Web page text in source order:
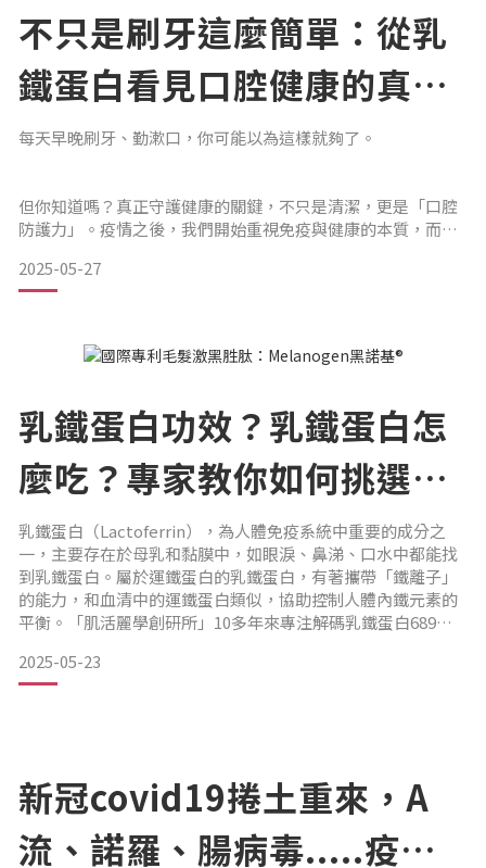
日常保健選擇？
乳鐵蛋白廣泛存在於母乳、唾液、淚液中，是人體自有的第一
道防線。根據近年的臨床整合研究顯示，它具備以下特
不只是刷牙這麼簡單：從乳
鐵蛋白看見口腔健康的真正
力量
每天早晚刷牙、勤漱口，你可能以為這樣就夠了。
但你知道嗎？真正守護健康的關鍵，不只是清潔，更是「口腔
防護力」。疫情之後，我們開始重視免疫與健康的本質，而
全身健康的第一道防線。✅ 為什麼「口腔健康力」是抵抗力的
關鍵？
口腔是食物、空氣、病原體進入身體的入口，也是病毒與細菌
我們常見的口腔困擾，其實都是「防禦力下降」的警訊：◎嘴
破反覆、口臭、牙齦敏感◎感冒前的喉嚨不適◎因長時間配戴
口罩導致的悶熱、乾燥不適這些都不是
2025-05-27
乳鐵蛋白功效？乳鐵蛋白怎
麼吃？專家教你如何挑選乳
鐵蛋白保健品！
乳鐵蛋白（Lactoferrin），為人體免疫系統中重要的成分之
一，主要存在於母乳和黏膜中，如眼淚、鼻涕、口水中都能找
到乳鐵蛋白。屬於運鐵蛋白的乳鐵蛋白，有著攜帶「鐵離子」
的能力，和血清中的運鐵蛋白類似，協助控制人體內鐵元素的
平衡。「肌活麗學創研所」10多年來專注解碼乳鐵蛋白689個
和肌膚修復的產品。從學術面、知識面帶你深入了解乳鐵蛋白
的原理和功效。 乳鐵蛋白常見問題TOP20乳鐵蛋白8大功效？
2025-05-23
新冠covid19捲土重來，A
流、諾羅、腸病毒.....疫苗